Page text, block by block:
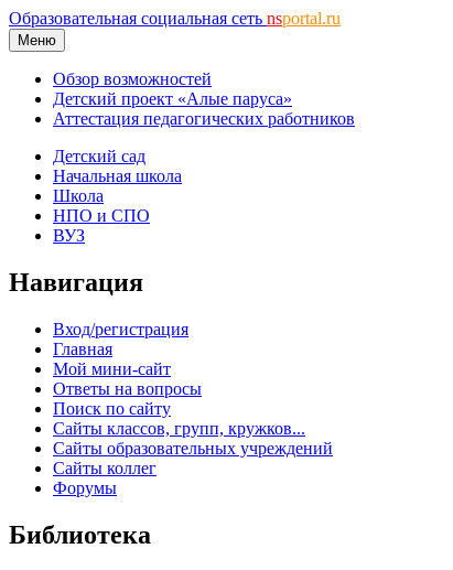
Образовательная социальная сеть nsportal.ru
Меню
Обзор возможностей
Детский проект «Алые паруса»
Аттестация педагогических работников
Детский сад
Начальная школа
Школа
НПО и СПО
ВУЗ
Навигация
Вход/регистрация
Главная
Мой мини-сайт
Ответы на вопросы
Поиск по сайту
Сайты классов, групп, кружков...
Сайты образовательных учреждений
Сайты коллег
Форумы
Библиотека